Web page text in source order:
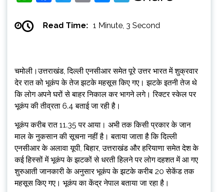
Read Time: 1 Minute, 3 Second
चमोली।उत्तराखंड, दिल्ली एनसीआर समेत पूरे उत्तर भारत में शुक्रवार
देर रात को भूकंप के तेज झटके महसूस किए गए। झटके इतनी तेज थे
कि लोग अपने घरों से बाहर निकाल कर भागने लगे। रिक्टर स्केल पर
भूकंप की तीव्रता 6.4 बताई जा रही है।
भूकंप करीब रात 11.35 पर आया। अभी तक किसी प्रकार के जान
माल के नुकसान की सूचना नहीं है। बताया जाता है कि दिल्ली
एनसीआर के अलावा यूपी, बिहार, उत्तराखंड और हरियाणा समेत देश के
कई हिस्सों में भूकंप के झटकों से धरती हिलने पर लोग दहशत में आ गए
शुरुआती जानकारी के अनुसार भूकंप के झटके करीब 20 सेकेंड तक
महसूस किए गए। भूकंप का केंद्र नेपाल बताया जा रहा है।